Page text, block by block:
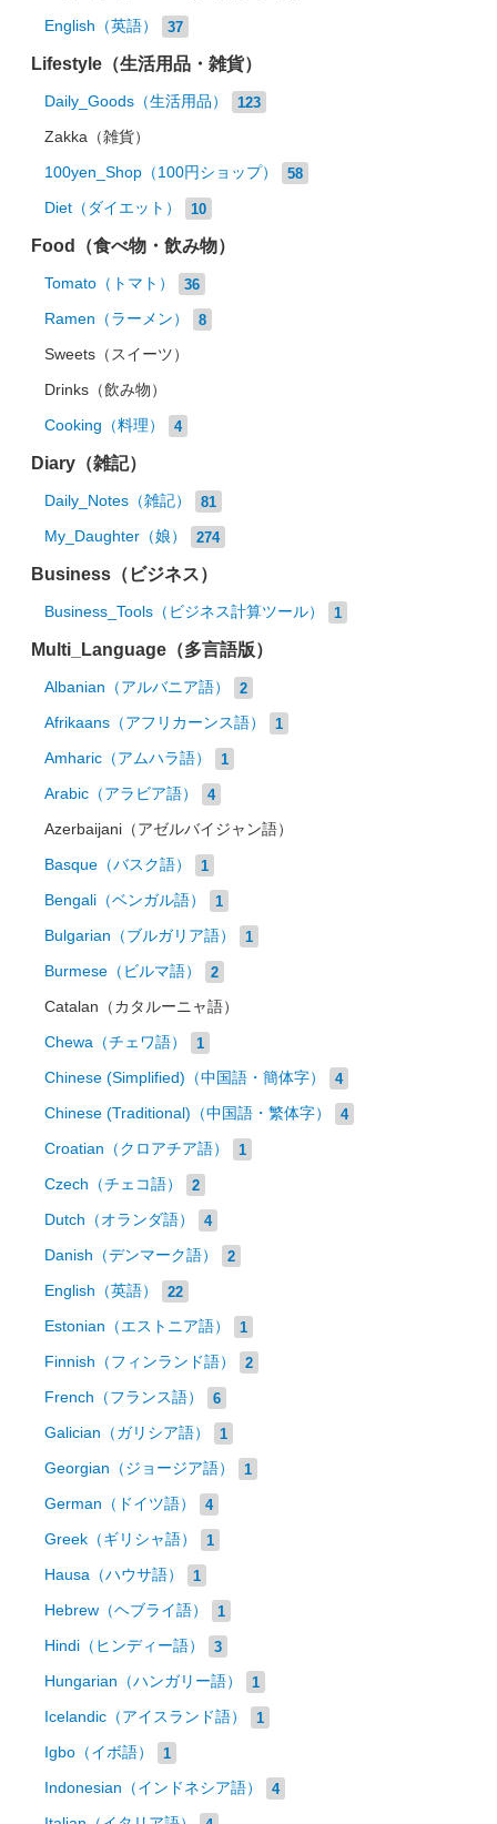
English（英語） 37
Lifestyle（生活用品・雑貨）
Daily_Goods（生活用品） 123
Zakka（雑貨）
100yen_Shop（100円ショップ） 58
Diet（ダイエット） 10
Food（食べ物・飲み物）
Tomato（トマト） 36
Ramen（ラーメン） 8
Sweets（スイーツ）
Drinks（飲み物）
Cooking（料理） 4
Diary（雑記）
Daily_Notes（雑記） 81
My_Daughter（娘） 274
Business（ビジネス）
Business_Tools（ビジネス計算ツール） 1
Multi_Language（多言語版）
Albanian（アルバニア語） 2
Afrikaans（アフリカーンス語） 1
Amharic（アムハラ語） 1
Arabic（アラビア語） 4
Azerbaijani（アゼルバイジャン語）
Basque（バスク語） 1
Bengali（ベンガル語） 1
Bulgarian（ブルガリア語） 1
Burmese（ビルマ語） 2
Catalan（カタルーニャ語）
Chewa（チェワ語） 1
Chinese (Simplified)（中国語・簡体字） 4
Chinese (Traditional)（中国語・繁体字） 4
Croatian（クロアチア語） 1
Czech（チェコ語） 2
Dutch（オランダ語） 4
Danish（デンマーク語） 2
English（英語） 22
Estonian（エストニア語） 1
Finnish（フィンランド語） 2
French（フランス語） 6
Galician（ガリシア語） 1
Georgian（ジョージア語） 1
German（ドイツ語） 4
Greek（ギリシャ語） 1
Hausa（ハウサ語） 1
Hebrew（ヘブライ語） 1
Hindi（ヒンディー語） 3
Hungarian（ハンガリー語） 1
Icelandic（アイスランド語） 1
Igbo（イボ語） 1
Indonesian（インドネシア語） 4